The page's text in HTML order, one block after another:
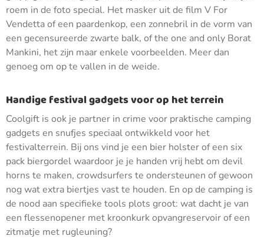
roem in de foto special. Het masker uit de film V For
Vendetta of een paardenkop, een zonnebril in de vorm van
een gecensureerde zwarte balk, of the one and only Borat
Mankini, het zijn maar enkele voorbeelden. Meer dan
genoeg om op te vallen in de weide.
Handige festival gadgets voor op het terrein
Coolgift is ook je partner in crime voor praktische camping
gadgets en snufjes speciaal ontwikkeld voor het
festivalterrein. Bij ons vind je een bier holster of een six
pack biergordel waardoor je je handen vrij hebt om devil
horns te maken, crowdsurfers te ondersteunen of gewoon
nog wat extra biertjes vast te houden. En op de camping is
de nood aan specifieke tools plots groot: wat dacht je van
een flessenopener met kroonkurk opvangreservoir of een
zitmatje met rugleuning?